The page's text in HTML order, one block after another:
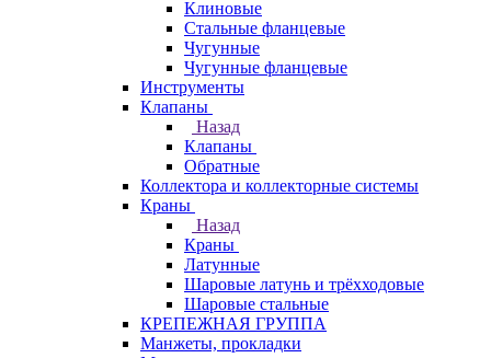
Клиновые
Стальные фланцевые
Чугунные
Чугунные фланцевые
Инструменты
Клапаны
Назад
Клапаны
Обратные
Коллектора и коллекторные системы
Краны
Назад
Краны
Латунные
Шаровые латунь и трёхходовые
Шаровые стальные
КРЕПЕЖНАЯ ГРУППА
Манжеты, прокладки